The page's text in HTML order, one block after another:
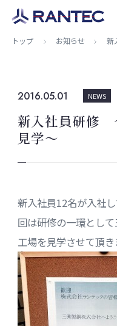
トップ お知らせ 新
2016.05.01 NEWS
新入社員研修
見学～
新入社員12名が入社
回は研修の一環とし
工場を見学させて頂き